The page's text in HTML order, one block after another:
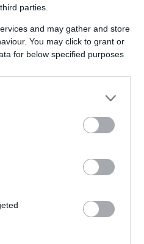
parties.
and may gather and store
You may click to grant or
for below specified purposes
fejét.A
hogy a
vele
is meg